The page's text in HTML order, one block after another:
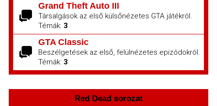
Grand Theft Auto III
Társalgások az első külsőnézetes GTA játékról.
Témák: 3
GTA Classic
Beszélgetések az első, felülnézetes epizódokról.
Témák: 3
Red Dead sorozat